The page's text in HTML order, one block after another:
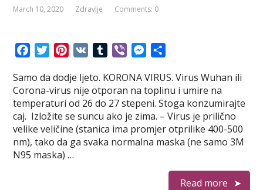
March 10, 2020 Zdravlje Comments: 0
c
e
b
o
o
k
T
i
t
t
e
r
n
t
e
r
e
m
b
l
r
b
e
r
M
s
s
e
n
g
a
r
e
Samo da dodje ljeto. KORONA VIRUS. Virus Wuhan ili
Corona-virus nije otporan na toplinu i umire na
temperaturi od 26 do 27 stepeni. Stoga konzumirajte
caj. Izložite se suncu ako je zima. – Virus je prilično
velike veličine (stanica ima promjer otprilike 400-500
nm), tako da ga svaka normalna maska (ne samo 3M
N95 maska) …
Read more